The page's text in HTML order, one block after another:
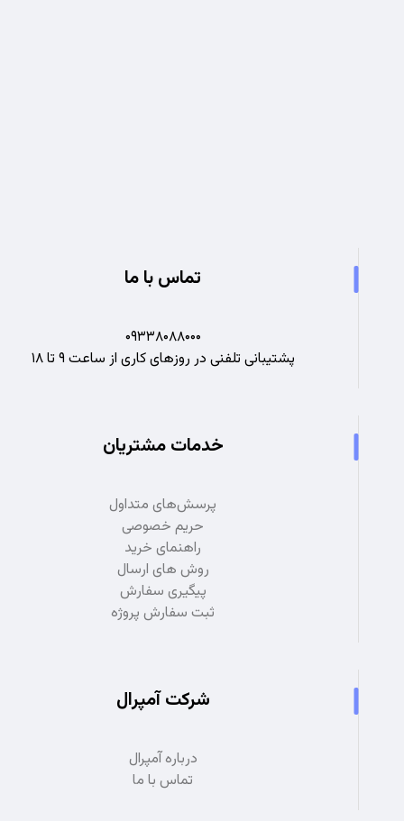
تماس با ما
۰۹۳۳۸۰۸۸۰۰۰
پشتیبانی تلفنی در روزهای کاری از ساعت ۹ تا ۱۸
خدمات مشتریان
پرسش‌های متداول
حریم خصوصی
راهنمای خرید
روش های ارسال
پیگیری سفارش
ثبت سفارش پروژه
شرکت آمپرال
درباره آمپرال
تماس با ما